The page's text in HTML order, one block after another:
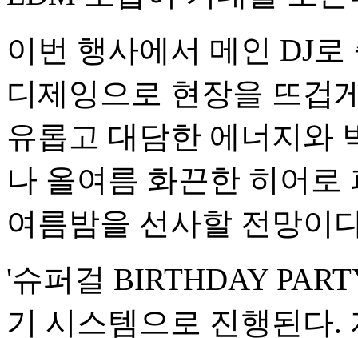
이번 행사에서 메인 DJ
디제잉으로 현장을 뜨겁
유롭고 대담한 에너지와
나 올여름 화끈한 히어
여름밤을 선사할 전망이
'슈퍼걸 BIRTHDAY
기 시스템으로 진행된다.